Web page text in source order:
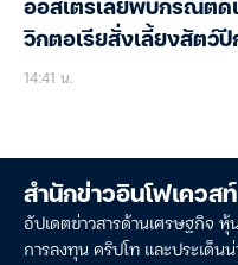
ออสเตรเลียพบกรณีติด
วิกตอเรียสั่งเลี้ยงสัตว์ปี
14:41 น.
สำนักข่าวอินโฟเควสท์
อัปเดตข่าวสารด้านเศรษฐกิจ หุ้
การลงทุน คริปโท และประเด็น